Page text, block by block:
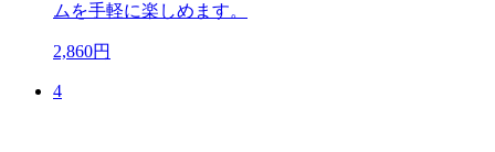
ムを手軽に楽しめます。
2,860円
4